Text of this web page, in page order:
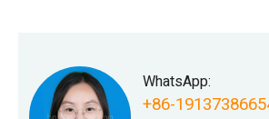
WhatsApp:
+86-